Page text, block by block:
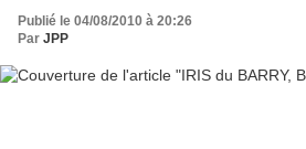
Publié le 04/08/2010 à 20:26
Par JPP